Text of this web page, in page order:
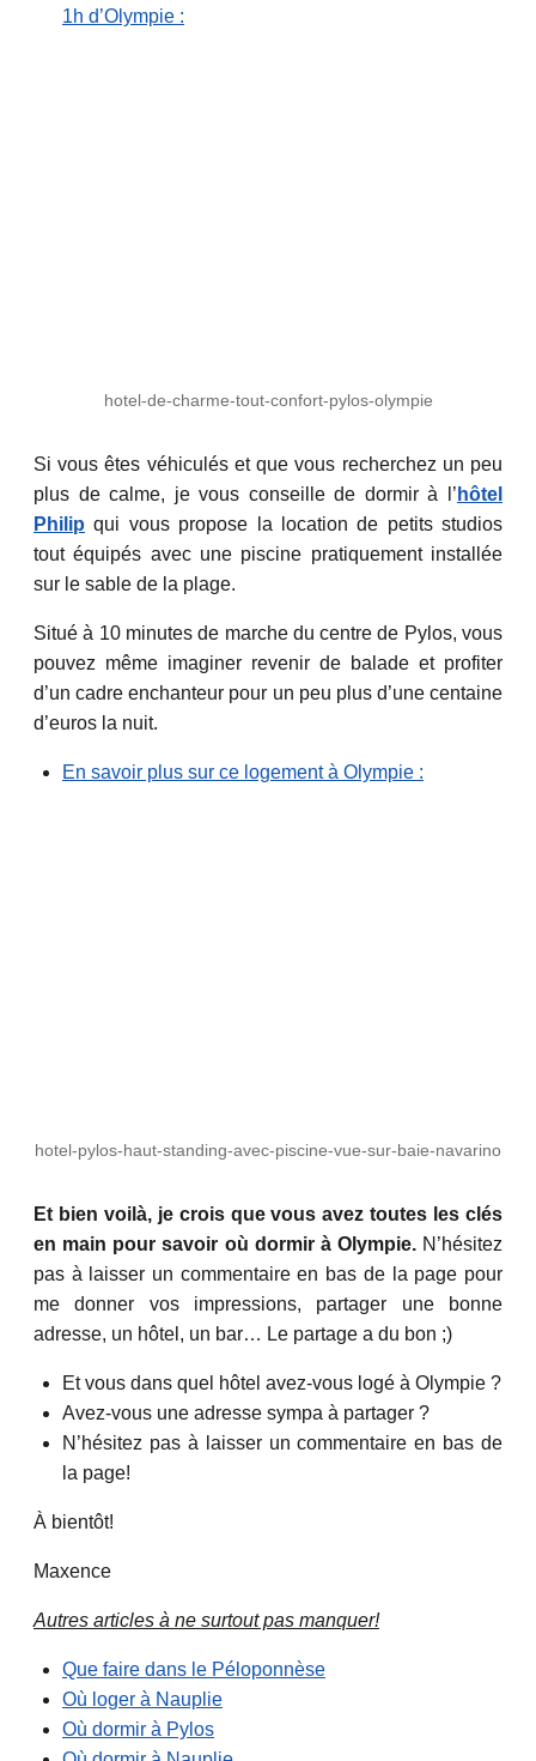
1h d’Olympie :
hotel-de-charme-tout-confort-pylos-olympie
Si vous êtes véhiculés et que vous recherchez un peu
plus de calme, je vous conseille de dormir à l’ hôtel
Philip qui vous propose la location de petits studios
tout équipés avec une piscine pratiquement installée
sur le sable de la plage.
Situé à 10 minutes de marche du centre de Pylos, vous
pouvez même imaginer revenir de balade et profiter
d’un cadre enchanteur pour un peu plus d’une centaine
d’euros la nuit.
En savoir plus sur ce logement à Olympie :
hotel-pylos-haut-standing-avec-piscine-vue-sur-baie-navarino
Et bien voilà, je crois que vous avez toutes les clés
en main pour savoir où dormir à Olympie. N’hésitez
pas à laisser un commentaire en bas de la page pour
me donner vos impressions, partager une bonne
adresse, un hôtel, un bar… Le partage a du bon ;)
Et vous dans quel hôtel avez-vous logé à Olympie ?
Avez-vous une adresse sympa à partager ?
N’hésitez pas à laisser un commentaire en bas de
la page!
À bientôt!
Maxence
Autres articles à ne surtout pas manquer!
Que faire dans le Péloponnèse
Où loger à Nauplie
Où dormir à Pylos